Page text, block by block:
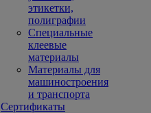
этикетки,
полиграфии
Специальные
клеевые
материалы
Материалы для
машиностроения
и транспорта
Сертификаты